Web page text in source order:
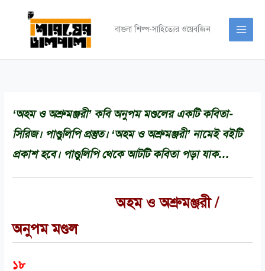
বাঙলা শিল্প-সাহিত্যের ওয়েবজিন
‘অহম ও অশ্রুমঞ্জরী’ কবি অনুপম মণ্ডলের একটি কবিতা-
সিরিজ। পাণ্ডুলিপি প্রস্তুত। ‘অহম ও অশ্রুমঞ্জরী’ নামেই বইটি
প্রকাশ হবে। পাণ্ডুলিপি থেকে আটটি কবিতা পড়া যাক…
অহম ও অশ্রুমঞ্জরী /
অনুপম মণ্ডল
১৮